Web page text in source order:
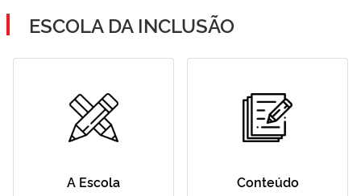
ESCOLA DA INCLUSÃO
A Escola Conteúdo